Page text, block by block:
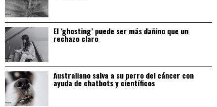
El ‘ghosting’ puede ser más dañino que un
rechazo claro
Australiano salva a su perro del cáncer con
ayuda de chatbots y científicos